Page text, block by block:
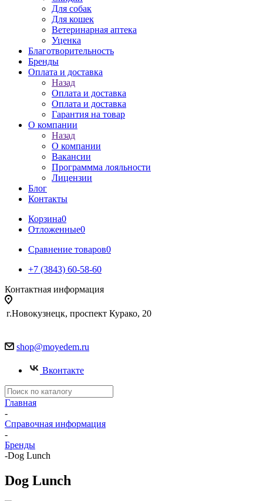
Для собак
Для кошек
Ветеринарная аптека
Уценка
Благотворительность
Бренды
Оплата и доставка
Назад
Оплата и доставка
Оплата и доставка
Гарантия на товар
О компании
Назад
О компании
Вакансии
Программма лояльности
Лицензии
Блог
Контакты
Корзина0
Отложенные0
Сравнение товаров0
+7 (3843) 60-58-60
Контактная информация
г.Новокузнецк, проспект Курако, 20
shop@moyedem.ru
Вконтакте
Главная
-
Справочная информация
-
Бренды
-Dog Lunch
Dog Lunch